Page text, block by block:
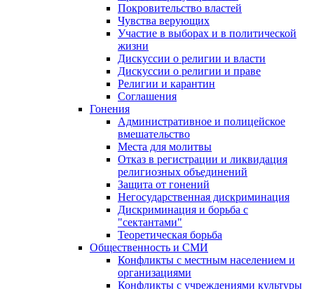
Покровительство властей
Чувства верующих
Участие в выборах и в политической
жизни
Дискуссии о религии и власти
Дискуссии о религии и праве
Религии и карантин
Соглашения
Гонения
Административное и полицейское
вмешательство
Места для молитвы
Отказ в регистрации и ликвидация
религиозных объединений
Защита от гонений
Негосударственная дискриминация
Дискриминация и борьба с
"сектантами"
Теоретическая борьба
Общественность и СМИ
Конфликты с местным населением и
организациями
Конфликты с учреждениями культуры